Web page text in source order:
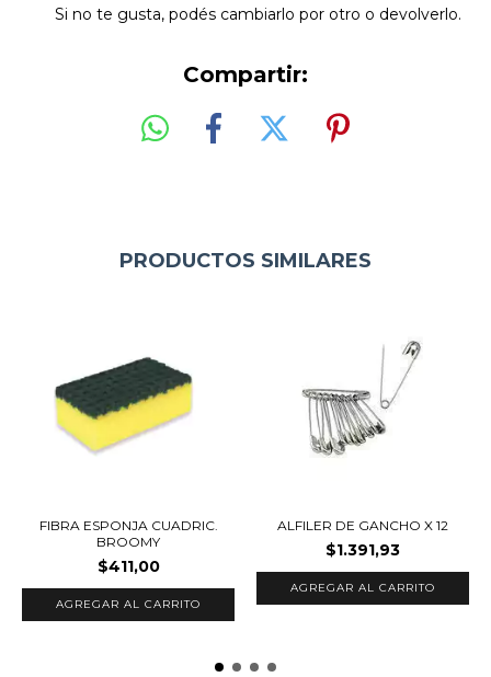
Si no te gusta, podés cambiarlo por otro o devolverlo.
Compartir:
PRODUCTOS SIMILARES
FIBRA ESPONJA CUADRIC.
BROOMY
$411,00
ALFILER DE GANCHO X 12
$1.391,93